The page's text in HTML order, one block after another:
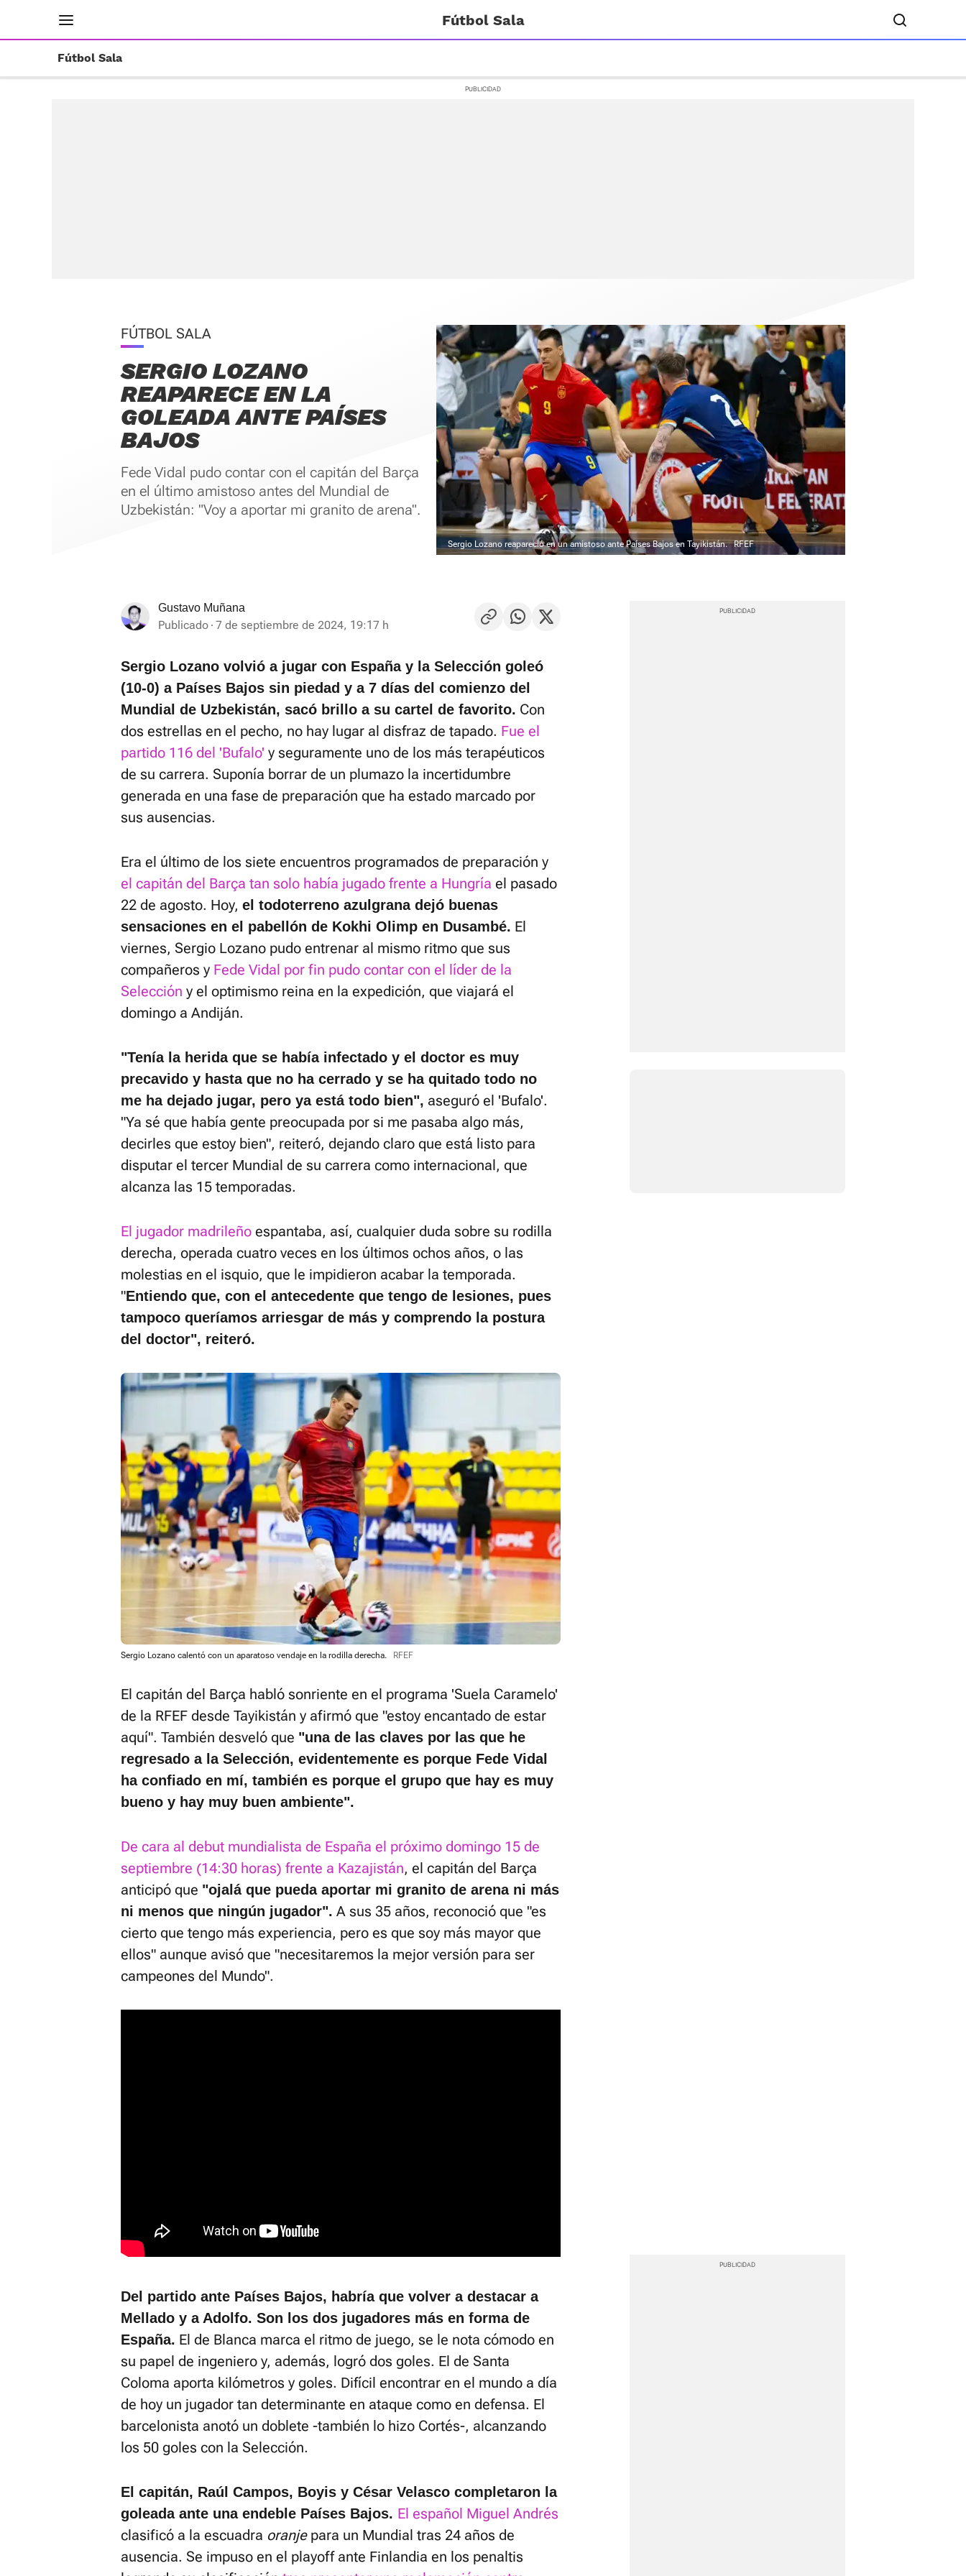
Fútbol Sala
Fútbol Sala
FÚTBOL SALA
SERGIO LOZANO
REAPARECE EN LA
GOLEADA ANTE PAÍSES
BAJOS
Fede Vidal pudo contar con el capitán del Barça
en el último amistoso antes del Mundial de
Uzbekistán: "Voy a aportar mi granito de arena".
Sergio Lozano reapareció en un amistoso ante Países Bajos en Tayikistán. RFEF
Gustavo Muñana
Publicado 7 de septiembre de 2024, 19:17 h
Sergio Lozano volvió a jugar con España y la Selección goleó
(10-0) a Países Bajos sin piedad y a 7 días del comienzo del
Mundial de Uzbekistán, sacó brillo a su cartel de favorito. Con
dos estrellas en el pecho, no hay lugar al disfraz de tapado. Fue el
partido 116 del 'Bufalo' y seguramente uno de los más terapéuticos
de su carrera. Suponía borrar de un plumazo la incertidumbre
generada en una fase de preparación que ha estado marcado por
sus ausencias.
Era el último de los siete encuentros programados de preparación y
el capitán del Barça tan solo había jugado frente a Hungría el pasado
22 de agosto. Hoy, el todoterreno azulgrana dejó buenas
sensaciones en el pabellón de Kokhi Olimp en Dusambé. El
viernes, Sergio Lozano pudo entrenar al mismo ritmo que sus
compañeros y Fede Vidal por fin pudo contar con el líder de la
Selección y el optimismo reina en la expedición, que viajará el
domingo a Andiján.
"Tenía la herida que se había infectado y el doctor es muy
precavido y hasta que no ha cerrado y se ha quitado todo no
me ha dejado jugar, pero ya está todo bien", aseguró el 'Bufalo'.
"Ya sé que había gente preocupada por si me pasaba algo más,
decirles que estoy bien", reiteró, dejando claro que está listo para
disputar el tercer Mundial de su carrera como internacional, que
alcanza las 15 temporadas.
El jugador madrileño espantaba, así, cualquier duda sobre su rodilla
derecha, operada cuatro veces en los últimos ochos años, o las
molestias en el isquio, que le impidieron acabar la temporada.
"Entiendo que, con el antecedente que tengo de lesiones, pues
tampoco queríamos arriesgar de más y comprendo la postura
del doctor", reiteró.
Sergio Lozano calentó con un aparatoso vendaje en la rodilla derecha. RFEF
El capitán del Barça habló sonriente en el programa 'Suela Caramelo'
de la RFEF desde Tayikistán y afirmó que "estoy encantado de estar
aquí". También desveló que "una de las claves por las que he
regresado a la Selección, evidentemente es porque Fede Vidal
ha confiado en mí, también es porque el grupo que hay es muy
bueno y hay muy buen ambiente".
De cara al debut mundialista de España el próximo domingo 15 de
septiembre (14:30 horas) frente a Kazajistán, el capitán del Barça
anticipó que "ojalá que pueda aportar mi granito de arena ni más
ni menos que ningún jugador". A sus 35 años, reconoció que "es
cierto que tengo más experiencia, pero es que soy más mayor que
ellos" aunque avisó que "necesitaremos la mejor versión para ser
campeones del Mundo".
Del partido ante Países Bajos, habría que volver a destacar a
Mellado y a Adolfo. Son los dos jugadores más en forma de
España. El de Blanca marca el ritmo de juego, se le nota cómodo en
su papel de ingeniero y, además, logró dos goles. El de Santa
Coloma aporta kilómetros y goles. Difícil encontrar en el mundo a día
de hoy un jugador tan determinante en ataque como en defensa. El
barcelonista anotó un doblete -también lo hizo Cortés-, alcanzando
los 50 goles con la Selección.
El capitán, Raúl Campos, Boyis y César Velasco completaron la
goleada ante una endeble Países Bajos. El español Miguel Andrés
clasificó a la escuadra oranjepara un Mundial tras 24 años de
ausencia. Se impuso en el playoff ante Finlandia en los penaltis